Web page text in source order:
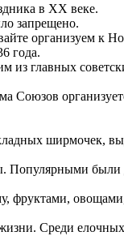
в ХХ веке.
запрещено.
организуем к
года.
из главных
Союзов
ширмочек,
Популярными
фруктами,
Среди